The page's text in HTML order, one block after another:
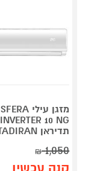
מזגן עילי SFERA
INVERTER 10 NG
תדיראן TADIRAN
1,050
₪